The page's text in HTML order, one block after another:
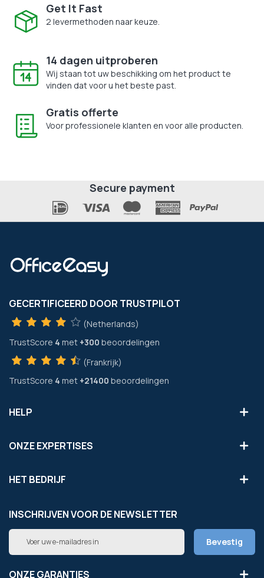
Get It Fast
2 levermethoden naar keuze.
14 dagen uitproberen
Wij staan tot uw beschikking om het product te
vinden dat voor u het beste past.
Gratis offerte
Voor professionele klanten en voor alle producten.
Secure payment
GECERTIFICEERD DOOR TRUSTPILOT
(Netherlands)
TrustScore 4 met +300 beoordelingen
(Frankrijk)
TrustScore 4 met +21400 beoordelingen
HELP
ONZE EXPERTISES
HET BEDRIJF
INSCHRIJVEN VOOR DE NEWSLETTER
Abonneer
op
onze
Bevestig
ONZE GARANTIES